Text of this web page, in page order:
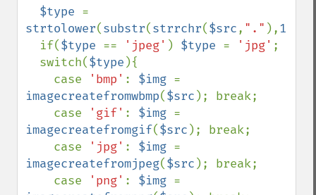
$type
strtolower(substr(strrchr($src, "." ),1
  if(
$type == 'jpeg' ) $type = 'jpg' ;
  switch(
$type ){
    case
'bmp' : $img
imagecreatefromwbmp($src ); break;
    case
'gif' : $img
imagecreatefromgif($src ); break;
    case
'jpg' : $img
imagecreatefromjpeg($src ); break;
    case
'png' : $img